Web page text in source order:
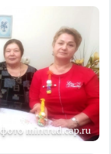
фото mintrud.cap.ru